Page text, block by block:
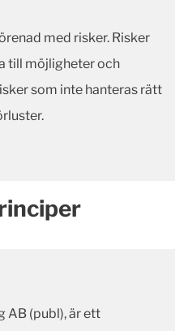
med risker. Risker
till möjligheter och
som inte hanteras rätt
AB (publ), är ett